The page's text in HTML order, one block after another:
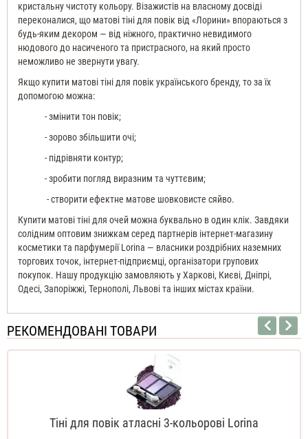
кристальну чистоту кольору. Візажистів на власному досвіді
переконалися, що матові тіні для повік від «Лорини» впораються з
будь-яким декором — від ніжного, практично невидимого
нюдового до насиченого та пристрасного, на який просто
неможливо не звернути увагу.
Якщо купити матові тіні для повік українського бренду, то за їх
допомогою можна:
- змінити тон повік;
- зорово збільшити очі;
- підрівняти контур;
- зробити погляд виразним та чуттєвим;
- створити ефектне матове шовковисте сяйво.
Купити матові тіні для очей можна буквально в один клік. Завдяки
солідним оптовим знижкам серед партнерів інтернет-магазину
косметики та парфумерії Lorina — власники роздрібних наземних
торгових точок, інтернет-підприємці, організатори групових
покупок. Нашу продукцію замовляють у Харкові, Києві, Дніпрі,
Одесі, Запоріжжі, Тернополі, Львові та інших містах країни.
РЕКОМЕНДОВАНІ ТОВАРИ
Тіні для повік атласні 3-кольорові Lorina